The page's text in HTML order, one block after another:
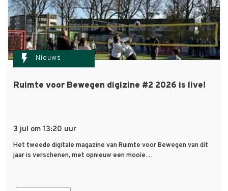
flash_on Nieuws
Ruimte voor Bewegen digizine #2 2026 is live!
3 jul om 13:20 uur
Het tweede digitale magazine van Ruimte voor Bewegen van dit
jaar is verschenen, met opnieuw een mooie…